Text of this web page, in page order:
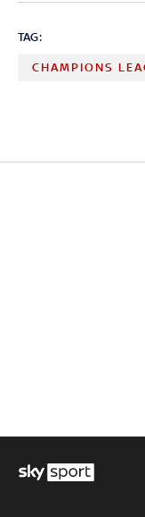
TAG:
CHAMPIONS